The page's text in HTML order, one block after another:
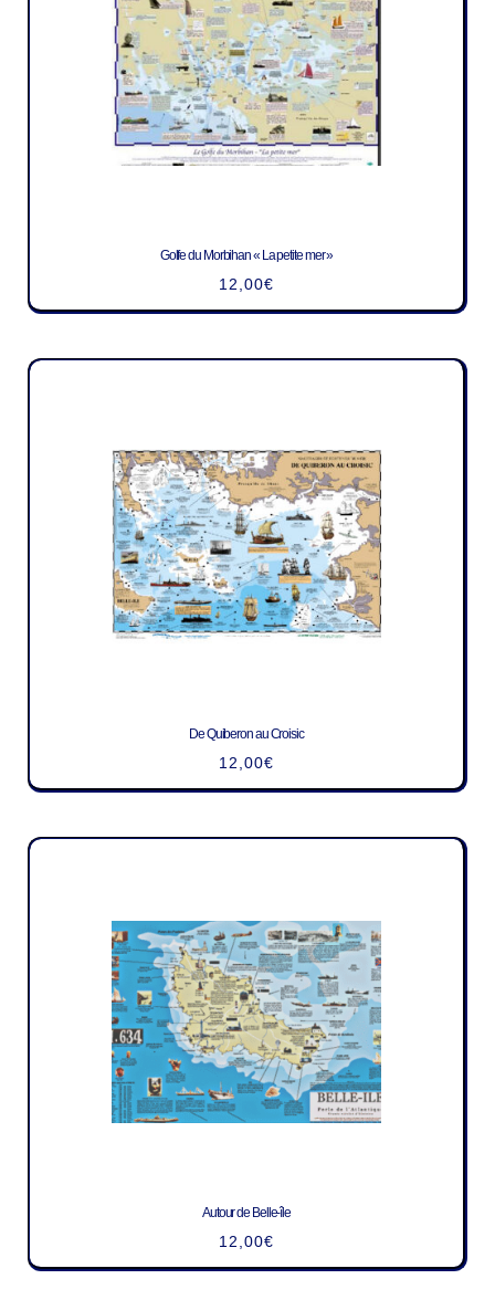
Golfe du Morbihan « La petite mer »
12,00€
De Quiberon au Croisic
12,00€
Autour de Belle-île
12,00€